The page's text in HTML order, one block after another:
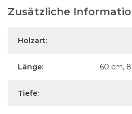
Zusätzliche
Holzart:
Länge: 60 cm,
Tiefe: